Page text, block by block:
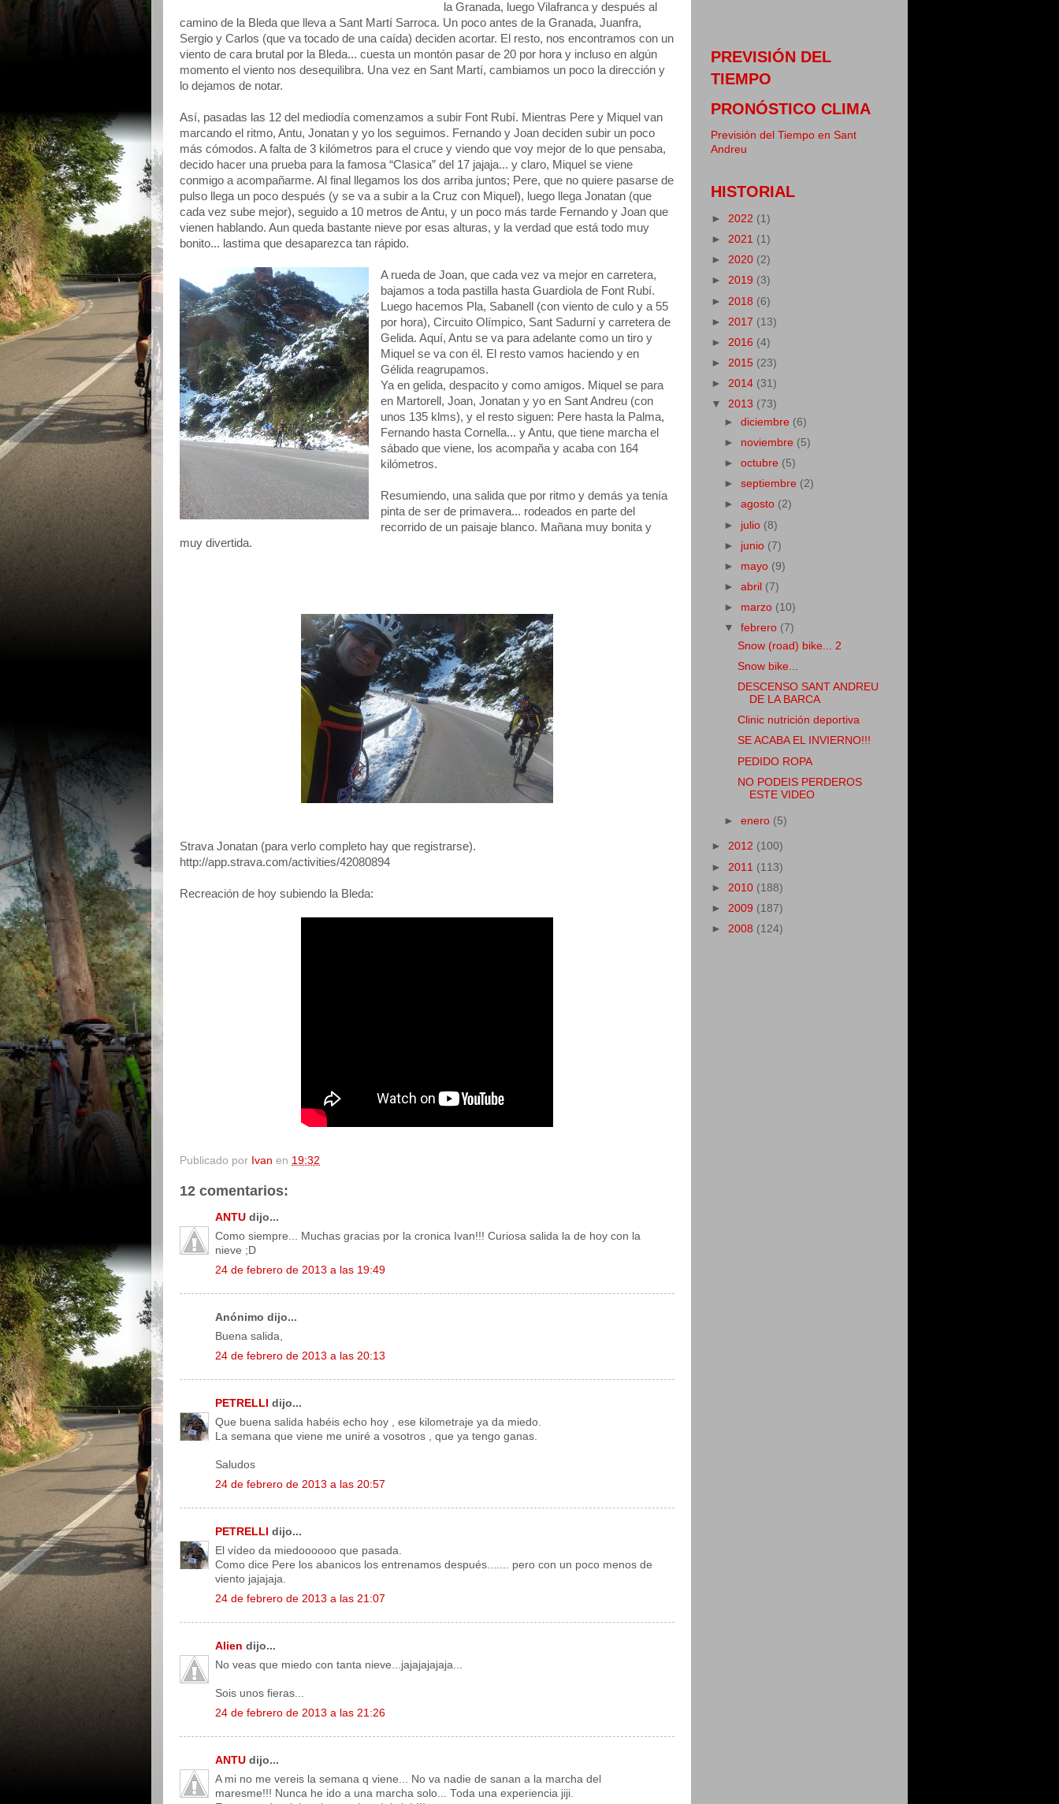
la Granada, luego Vilafranca y después al
camino de la Bleda que lleva a Sant Martí Sarroca. Un poco antes de la Granada, Juanfra,
Sergio y Carlos (que va tocado de una caída) deciden acortar. El resto, nos encontramos con un
viento de cara brutal por la Bleda... cuesta un montón pasar de 20 por hora y incluso en algún
momento el viento nos desequilibra. Una vez en Sant Martí, cambiamos un poco la dirección y
lo dejamos de notar.
Así, pasadas las 12 del mediodía comenzamos a subir Font Rubí. Mientras Pere y Miquel van
marcando el ritmo, Antu, Jonatan y yo los seguimos. Fernando y Joan deciden subir un poco
más cómodos. A falta de 3 kilómetros para el cruce y viendo que voy mejor de lo que pensaba,
decido hacer una prueba para la famosa “Clasica” del 17 jajaja... y claro, Miquel se viene
conmigo a acompañarme. Al final llegamos los dos arriba juntos; Pere, que no quiere pasarse de
pulso llega un poco después (y se va a subir a la Cruz con Miquel), luego llega Jonatan (que
cada vez sube mejor), seguido a 10 metros de Antu, y un poco más tarde Fernando y Joan que
vienen hablando. Aun queda bastante nieve por esas alturas, y la verdad que está todo muy
bonito... lastima que desaparezca tan rápido.
A rueda de Joan, que cada vez va mejor en carretera,
bajamos a toda pastilla hasta Guardiola de Font Rubí.
Luego hacemos Pla, Sabanell (con viento de culo y a 55
por hora), Circuito Olímpico, Sant Sadurní y carretera de
Gelida. Aquí, Antu se va para adelante como un tiro y
Miquel se va con él. El resto vamos haciendo y en
Gélida reagrupamos.
Ya en gelida, despacito y como amigos. Miquel se para
en Martorell, Joan, Jonatan y yo en Sant Andreu (con
unos 135 klms), y el resto siguen: Pere hasta la Palma,
Fernando hasta Cornella... y Antu, que tiene marcha el
sábado que viene, los acompaña y acaba con 164
kilómetros.
Resumiendo, una salida que por ritmo y demás ya tenía
pinta de ser de primavera... rodeados en parte del
recorrido de un paisaje blanco. Mañana muy bonita y
muy divertida.
Strava Jonatan (para verlo completo hay que registrarse).
http://app.strava.com/activities/42080894
Recreación de hoy subiendo la Bleda:
Publicado por Ivan en 19:32
12 comentarios:
ANTU dijo...
Como siempre... Muchas gracias por la cronica Ivan!!! Curiosa salida la de hoy con la
nieve ;D
24 de febrero de 2013 a las 19:49
Anónimo dijo...
Buena salida,
24 de febrero de 2013 a las 20:13
PETRELLI dijo...
Que buena salida habéis echo hoy , ese kilometraje ya da miedo.
La semana que viene me uniré a vosotros , que ya tengo ganas.
Saludos
24 de febrero de 2013 a las 20:57
PETRELLI dijo...
El vídeo da miedoooooo que pasada.
Como dice Pere los abanicos los entrenamos después....... pero con un poco menos de
viento jajajaja.
24 de febrero de 2013 a las 21:07
Alien dijo...
No veas que miedo con tanta nieve...jajajajajaja...
Sois unos fieras...
24 de febrero de 2013 a las 21:26
ANTU dijo...
A mi no me vereis la semana q viene... No va nadie de sanan a la marcha del
maresme!!! Nunca he ido a una marcha solo... Toda una experiencia jiji.
PREVISIÓN DEL
TIEMPO
PRONÓSTICO CLIMA
Previsión del Tiempo en Sant
Andreu
HISTORIAL
► 2022 (1)
► 2021 (1)
► 2020 (2)
► 2019 (3)
► 2018 (6)
► 2017 (13)
► 2016 (4)
► 2015 (23)
► 2014 (31)
▼ 2013 (73)
►diciembre (6)
► noviembre (5)
►octubre (5)
►septiembre (2)
►agosto (2)
► julio (8)
► junio (7)
► mayo (9)
►abril (7)
► marzo (10)
▼febrero (7)
Snow (road) bike... 2
Snow bike...
DESCENSO SANT ANDREU
DE LA BARCA
Clinic nutrición deportiva
SE ACABA EL INVIERNO!!!
PEDIDO ROPA
NO PODEIS PERDEROS
ESTE VIDEO
►enero (5)
► 2012 (100)
► 2011 (113)
► 2010 (188)
► 2009 (187)
► 2008 (124)